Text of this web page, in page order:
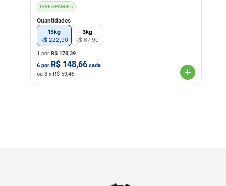
LEVE 6 PAGUE 5
Quantidades
15kg
R$ 222,90
3kg
R$ 67,90
1 por R$ 178,39
6 por R$ 148,66 cada
ou 3 x R$ 59,46